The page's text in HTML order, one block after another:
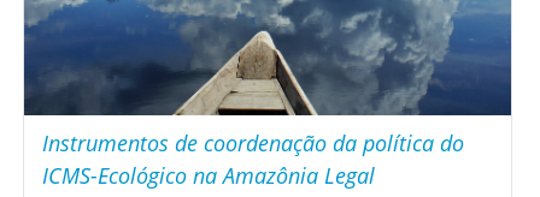
Instrumentos de coordenação da política do
ICMS-Ecológico na Amazônia Legal